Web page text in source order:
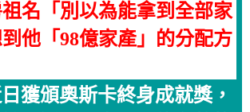
名「別以為能拿到全部家
他「98億家產」的分配方
獲頒奧斯卡終身成就獎，